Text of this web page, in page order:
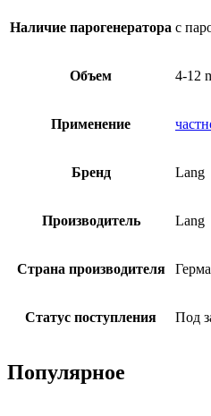
Наличие парогенератора с
Объем 4-12
Применение
Бренд Lang
Производитель Lang
Страна производителя
Статус поступления Под
Популярное